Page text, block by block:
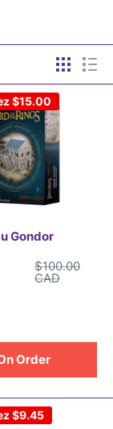
$15.00
Gondor
Prix
normal
$100.00
CAD
Order
$9.45